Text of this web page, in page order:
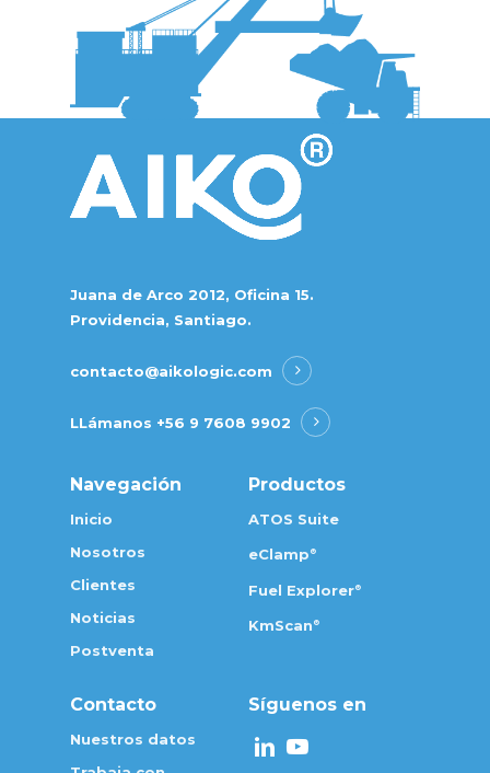
Juana de Arco 2012, Oficina 15.
Providencia, Santiago.
contacto@aikologic.com
LLámanos +56 9 7608 9902
Navegación
Inicio
Nosotros
Clientes
Noticias
Postventa
Productos
ATOS Suite
eClamp ®
Fuel Explorer®
KmScan ®
Contacto
Nuestros datos
Síguenos en